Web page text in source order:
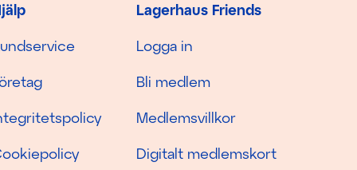
Lagerhaus Friends
Logga in
Bli medlem
Medlemsvillkor
Digitalt medlemskort